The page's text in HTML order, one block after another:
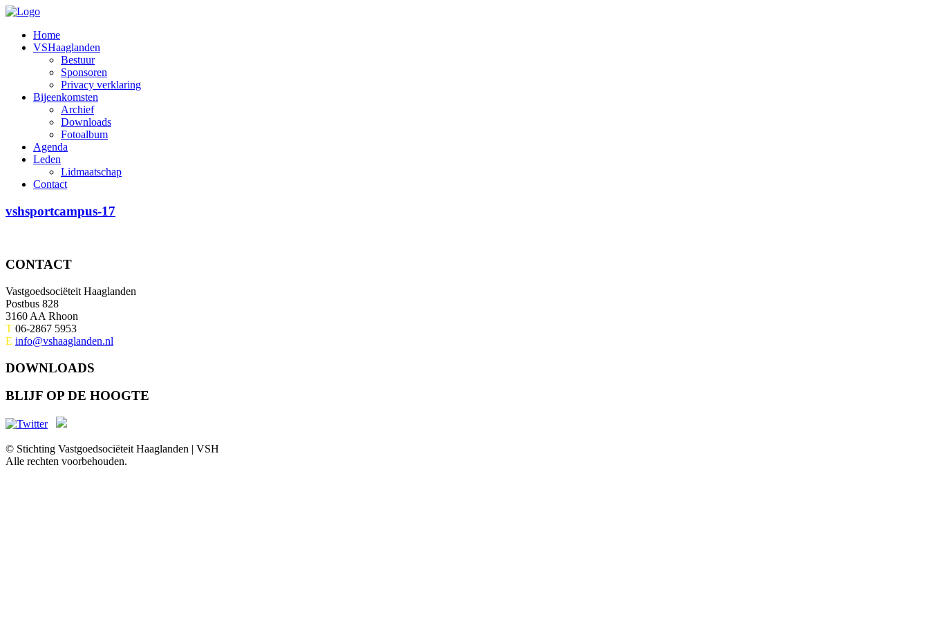
Home
VSHaaglanden
Bestuur
Sponsoren
Privacy verklaring
Bijeenkomsten
Archief
Downloads
Fotoalbum
Agenda
Leden
Lidmaatschap
Contact
vshsportcampus-17
CONTACT
Vastgoedsociëteit Haaglanden
Postbus 828
3160 AA Rhoon
T 06-2867 5953
E info@vshaaglanden.nl
DOWNLOADS
BLIJF OP DE HOOGTE
© Stichting Vastgoedsociëteit Haaglanden | VSH
Alle rechten voorbehouden.